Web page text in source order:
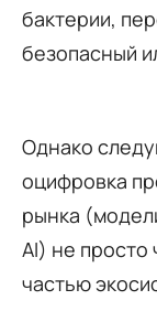
бактерии,
безопасный
Однако
оцифровка
рынка
AI) не просто
частью